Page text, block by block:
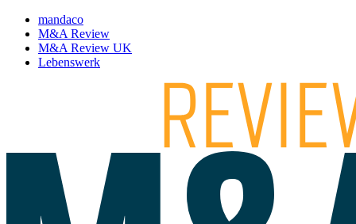
mandaco
M&A Review
M&A Review UK
Lebenswerk